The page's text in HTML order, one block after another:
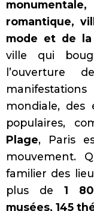
romantique,
mode et de
ville qui
l’ouverture
mondiale, des
populaires,
Plage, Paris
mouvement.
familier des
plus de 1
musées, 145